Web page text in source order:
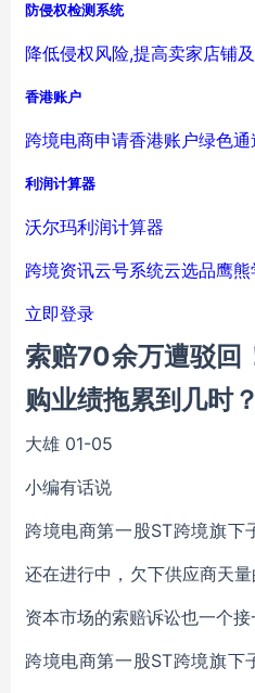
防侵权检测系统
降低侵权风险,提高卖家店铺
香港账户
跨境电商申请香港账户绿色通
利润计算器
沃尔玛利润计算器
跨境资讯云号系统云选品鹰
立即登录
索赔70余万遭驳回
购业绩拖累到几时？
大雄 01-05
小编有话说
跨境电商第一股ST跨境旗下
还在进行中，欠下供应商天
资本市场的索赔诉讼也一个接
跨境电商第一股ST跨境旗下